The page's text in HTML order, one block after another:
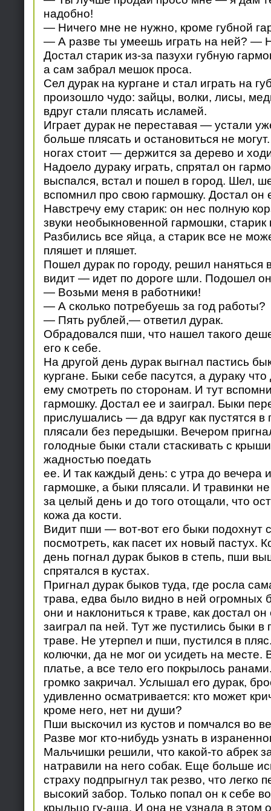
надобно!
— Ничего мне не нужно, кроме губной
— А разве ты умеешь играть на ней? —
Достал старик из-за пазухи губную
а сам забрал мешок проса.
Сел дурак на кургане и стал играть на
произошло чудо: зайцы, волки, лисы,
вдруг стали плясать исламей.
Играет дурак не переставая — устали
больше плясать и остановиться не
ногах стоит — держится за дерево и
Надоело дураку играть, спрятал он
выспался, встал и пошел в город. Шел,
вспомнил про свою гармошку. Достал он
Навстречу ему старик: он нес полную
звуки необыкновенной гармошки, старик
Разбились все яйца, а старик все не
пляшет и пляшет.
Пошел дурак по городу, решил наняться
видит — идет по дороге шли. Подошел
— Возьми меня в работники!
— А сколько потребуешь за год работы?
— Пять рублей,— ответил дурак.
Обрадовался пши, что нашел такого
его к себе.
На другой день дурак выгнал пастись
кургане. Быки себе пасутся, а дураку
ему смотреть по сторонам. И тут
гармошку. Достал ее и заиграл. Быки
прислушались — да вдруг как пустятся
плясали без передышки. Вечером
голодные быки стали стаскивать с
жадностью поедать
ее. И так каждый день: с утра до вечера
гармошке, а быки плясали. И травинки
за целый день и до того отощали, что
кожа да кости.
Видит пши — вот-вот его быки подохнут
посмотреть, как пасет их новый пастух.
день погнал дурак быков в степь, пши
спрятался в кустах.
Пригнал дурак быков туда, где росла
трава, едва было видно в ней огромных
они и наклониться к траве, как достал
заиграл па ней. Тут же пустились быки
траве. Не утерпел и пши, пустился в
колючки, да не мог ои усидеть на месте.
платье, а все тело его покрылось
громко закричал. Услышал его дурак,
удивленно осматривается: кто может
кроме него, нет ни души?
Пши выскочил из кустов и помчался во
Разве мог кто-нибудь узнать в
Мальчишки решили, что какой-то абрек
натравили на него собак. Еще больше
страху подпрыгнул так резво, что легко
высокий забор. Только попал он к себе
крыльцо гу-аша. И она не узнала в этом